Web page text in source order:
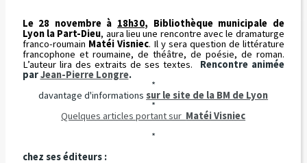
Le 28 novembre à 18h30, Bibliothèque municipale de
Lyon la Part-Dieu, aura lieu une rencontre avec le dramaturge
franco-roumain Matéi Visniec. Il y sera question de littérature
francophone et roumaine, de théâtre, de poésie, de roman.
L’auteur lira des extraits de ses textes. Rencontre animée
parJean-Pierre Longre.
*
davantage d'informationssur le site de la BM de Lyon
*
Quelques articles portant sur Matéi Visniec
*
chez ses éditeurs :